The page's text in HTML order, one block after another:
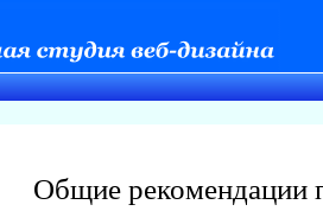
Общие рекомендации